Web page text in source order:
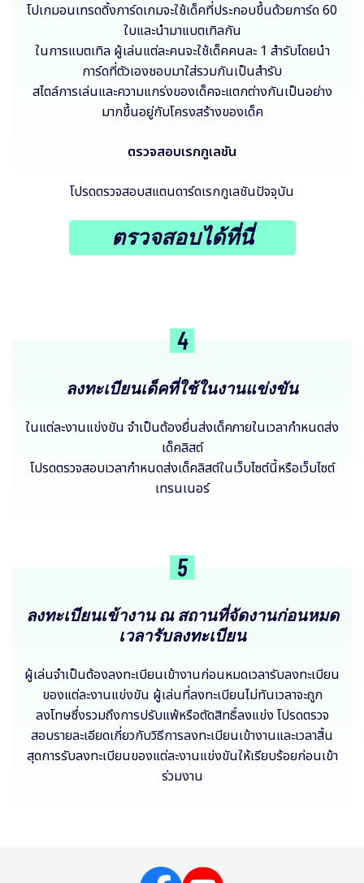
โปเกมอนเทรดดิ้งการ์ดเกมจะใช้เด็คที่ประกอบขึ้นด้วยการ์ด 60
ใบและนำมาแบตเทิลกัน
ในการแบตเทิล ผู้เล่นแต่ละคนจะใช้เด็คคนละ 1 สำรับโดยนำ
การ์ดที่ตัวเองชอบมาใส่รวมกันเป็นสำรับ
สไตล์การเล่นและความแกร่งของเด็คจะแตกต่างกันเป็นอย่าง
มากขึ้นอยู่กับโครงสร้างของเด็ค
ตรวจสอบเรกกูเลชัน
โปรดตรวจสอบสแตนดาร์ดเรกกูเลชันปัจจุบัน
ตรวจสอบได้ที่นี่
4
ลงทะเบียนเด็คที่ใช้ในงานแข่งขัน
ในแต่ละงานแข่งขัน จำเป็นต้องยื่นส่งเด็คภายในเวลากำหนดส่ง
เด็คลิสต์
โปรดตรวจสอบเวลากำหนดส่งเด็คลิสต์ในเว็บไซต์นี้หรือเว็บไซต์
เทรนเนอร์
5
ลงทะเบียนเข้างาน ณ สถานที่จัดงานก่อนหมด
เวลารับลงทะเบียน
ผู้เล่นจำเป็นต้องลงทะเบียนเข้างานก่อนหมดเวลารับลงทะเบียน
ของแต่ละงานแข่งขัน ผู้เล่นที่ลงทะเบียนไม่ทันเวลาจะถูก
ลงโทษซึ่งรวมถึงการปรับแพ้หรือตัดสิทธิ์ลงแข่ง โปรดตรวจ
สอบรายละเอียดเกี่ยวกับวิธีการลงทะเบียนเข้างานและเวลาสิ้น
สุดการรับลงทะเบียนของแต่ละงานแข่งขันให้เรียบร้อยก่อนเข้า
ร่วมงาน